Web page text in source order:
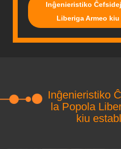
Inĝenieristiko
Liberiga Armeo
Inĝenieristiko
la Popola
kiu